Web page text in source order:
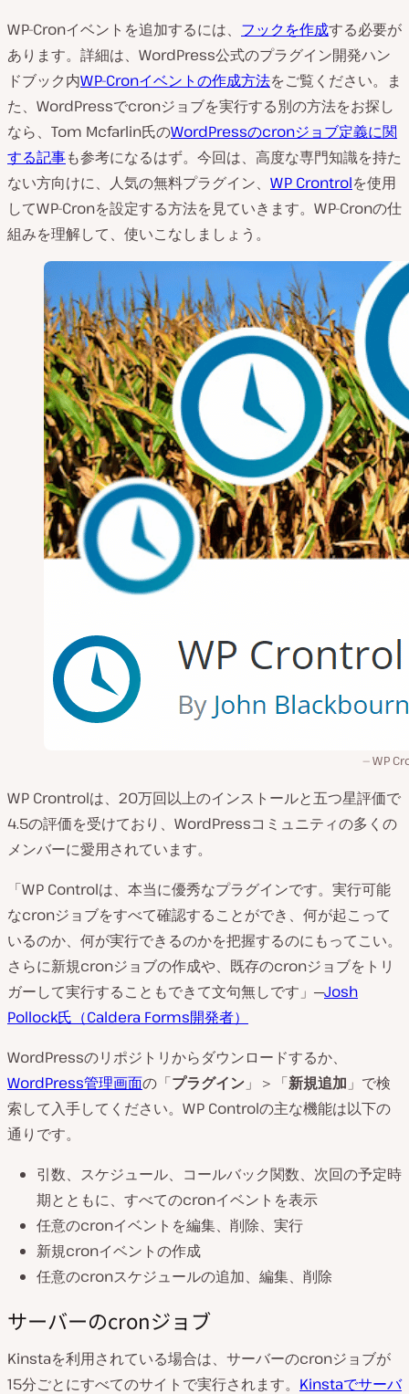
WP-Cronイベントを追加するには、 フックを作成する必要が
あります。詳細は、WordPress公式のプラグイン開発ハン
ドブック内WP-Cronイベントの作成方法をご覧ください。ま
た、WordPressでcronジョブを実行する別の方法をお探し
なら、Tom Mcfarlin氏のWordPressのcronジョブ定義に関
する記事も参考になるはず。今回は、高度な専門知識を持た
ない方向けに、人気の無料プラグイン、 WP Crontrolを使用
してWP-Cronを設定する方法を見ていきます。WP-Cronの仕
組みを理解して、使いこなしましょう。
WP
WP Crontrolは、20万回以上のインストールと五つ星評価で
4.5の評価を受けており、WordPressコミュニティの多くの
メンバーに愛用されています。
「WP Controlは、本当に優秀なプラグインです。実行可能
なcronジョブをすべて確認することができ、何が起こって
いるのか、何が実行できるのかを把握するのにもってこい。
さらに新規cronジョブの作成や、既存のcronジョブをトリ
ガーして実行することもできて文句無しです」─Josh
Pollock氏（Caldera Forms開発者）
WordPressのリポジトリからダウンロードするか、
WordPress管理画面の「プラグイン 」＞「新規追加 」で検
索して入手してください。WP Controlの主な機能は以下の
通りです。
引数、スケジュール、コールバック関数、次回の予定時
期とともに、すべてのcronイベントを表示
任意のcronイベントを編集、削除、実行
新規cronイベントの作成
任意のcronスケジュールの追加、編集、削除
サーバーのcronジョブ
Kinstaを利用されている場合は、サーバーのcronジョブが
15分ごとにすべてのサイトで実行されます。 Kinstaでサーバ